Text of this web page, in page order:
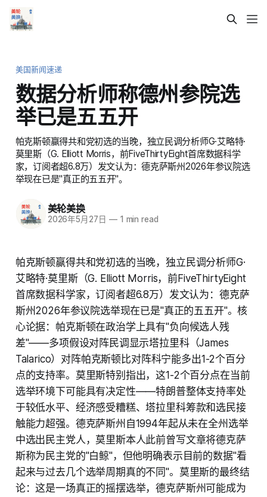
美国新闻速递
数据分析师称德州参院选
举已是五五开
帕克斯顿赢得共和党初选的当晚，独立民调分析师G·艾略特·
莫里斯（G. Elliott Morris，前FiveThirtyEight首席数据科学
家，订阅者超6.8万）发文认为：德克萨斯州2026年参议院选
举现在已是"真正的五五开"。
美轮美换
2026年5月27日 —1 min read
帕克斯顿赢得共和党初选的当晚，独立民调分析师G·
艾略特·莫里斯（G. Elliott Morris，前FiveThirtyEight
首席数据科学家，订阅者超6.8万）发文认为：德克萨
斯州2026年参议院选举现在已是"真正的五五开"。核
心论据：帕克斯顿在政治学上具有"负向候选人残
差"——多项假设对阵民调显示塔拉里科（James
Talarico）对阵帕克斯顿比对阵科宁能多出1-2个百分
点的支持率。莫里斯特别指出，这1-2个百分点在当前
选举环境下可能具有决定性——特朗普整体支持率处
于较低水平、经济感受糟糕、塔拉里科筹款和选民接
触能力超强。德克萨斯州自1994年起从未在全州选举
中选出民主党人，莫里斯本人此前曾写文章将德克萨
斯称为民主党的"白鲸"，但他明确表示目前的数据"看
起来与过去几个选举周期真的不同"。莫里斯的最终结
论：这是一场真正的摇摆选举，德克萨斯州可能成为